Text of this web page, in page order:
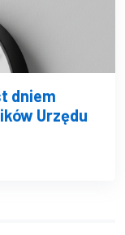
dniem
Urzędu